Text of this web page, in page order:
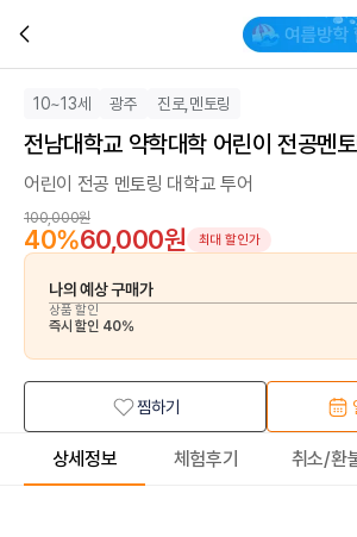
10~13세 광주 진로,멘토링
전남대학교 약학대학 어린이 전공멘
어린이 전공 멘토링 대학교 투어
100,000원
40%60,000원 최대 할인가
나의 예상 구매가
상품 할인
즉시 할인 40%
찜하기
상세정보 체험후기 취소/환